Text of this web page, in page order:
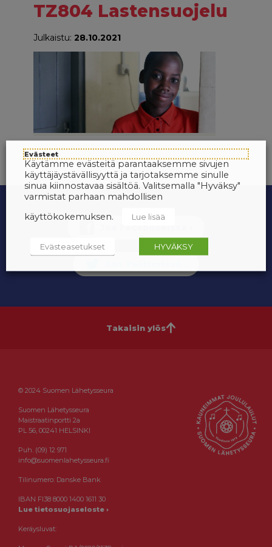
TZ804 Lastensuojelu
Julkaistu: 28.10.2021
Takaisin ylös
© 2024 Suomen Lähetysseura
Suomen Lähetysseura
Maistraatinportti 2a
PL 56, 00241 HELSINKI
Puh. (09) 12 971
info@suomenlahetysseura.fi
Tilinumero: Danske Bank
IBAN FI38 8000 1400 1611 30
Lue tietosuojaseloste ›
Keräysluvat:
Evästeet
Käytämme evästeitä parantaaksemme sivujen
käyttäjäystävällisyyttä ja tarjotaksemme sinulle
sinua kiinnostavaa sisältöä. Valitsemalla "Hyväksy"
varmistat parhaan mahdollisen
käyttökokemuksen.
Lue lisää
Evästeasetukset HYVÄKSY